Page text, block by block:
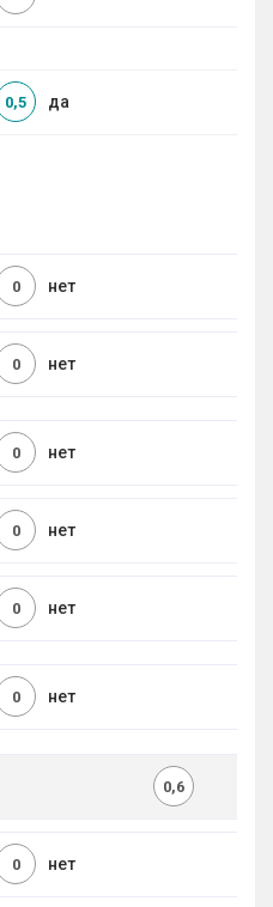
да
0,5
нет
0
нет
0
нет
0
нет
0
нет
0
нет
0
0,6
нет
0